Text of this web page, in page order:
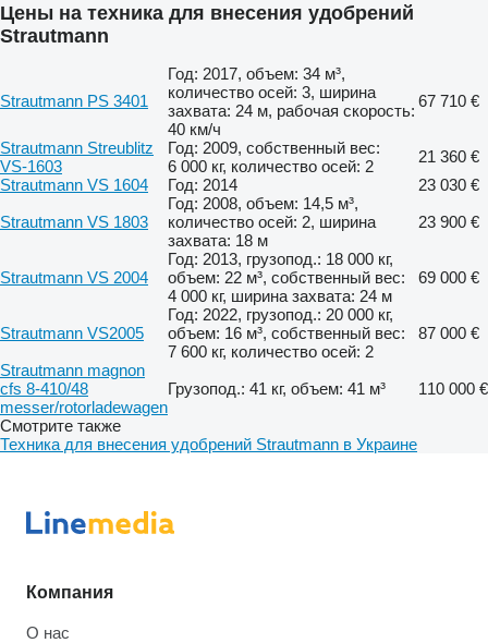
Цены на техника для внесения удобрений
Strautmann
Strautmann PS 3401
Год: 2017, объем: 34 м³,
количество осей: 3, ширина
захвата: 24 м, рабочая скорость:
40 км/ч
67 710 €
Strautmann Streublitz
VS-1603
Год: 2009, собственный вес:
6 000 кг, количество осей: 2
21 360 €
Strautmann VS 1604
Год: 2014
23 030 €
Strautmann VS 1803
Год: 2008, объем: 14,5 м³,
количество осей: 2, ширина
захвата: 18 м
23 900 €
Strautmann VS 2004
Год: 2013, грузопод.: 18 000 кг,
объем: 22 м³, собственный вес:
4 000 кг, ширина захвата: 24 м
69 000 €
Strautmann VS2005
Год: 2022, грузопод.: 20 000 кг,
объем: 16 м³, собственный вес:
7 600 кг, количество осей: 2
87 000 €
Strautmann magnon
cfs 8-410/48
messer/rotorladewagen
Грузопод.: 41 кг, объем: 41 м³
110 000 €
Смотрите также
Техника для внесения удобрений Strautmann в Украине
Компания
О нас